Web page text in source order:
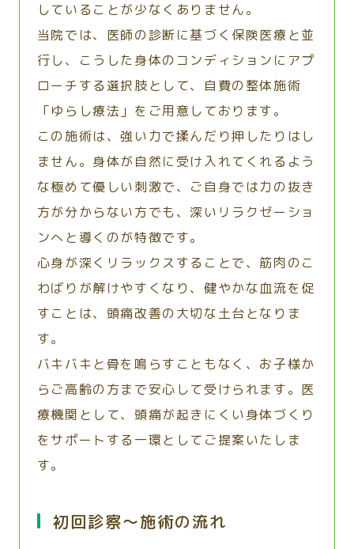
していることが少なくありません。
当院では、医師の診断に基づく保険医療と並
行し、こうした身体のコンディションにアプ
ローチする選択肢として、自費の整体施術
「ゆらし療法」をご用意しております。
この施術は、強い力で揉んだり押したりはし
ません。身体が自然に受け入れてくれるよう
な極めて優しい刺激で、ご自身では力の抜き
方が分からない方でも、深いリラクゼーショ
ンへと導くのが特徴です。
心身が深くリラックスすることで、筋肉のこ
わばりが解けやすくなり、健やかな血流を促
すことは、頭痛改善の大切な土台となりま
す。
バキバキと骨を鳴らすこともなく、お子様か
らご高齢の方まで安心して受けられます。医
療機関として、頭痛が起きにくい身体づくり
をサポートする一環としてご提案いたしま
す。
初回診察〜施術の流れ